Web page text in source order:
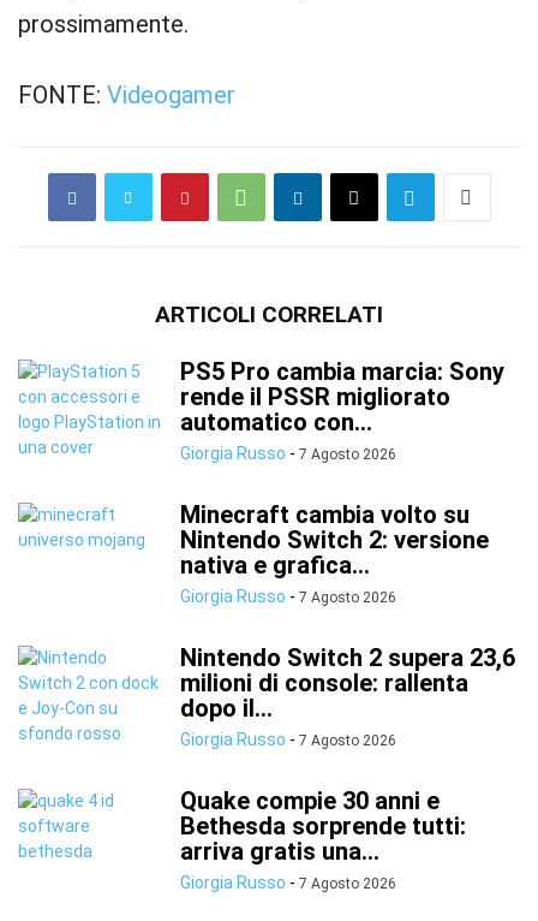
prossimamente.
FONTE: Videogamer
ARTICOLI CORRELATI
PS5 Pro cambia marcia: Sony
rende il PSSR migliorato
automatico con...
Giorgia Russo - 7 Agosto 2026
Minecraft cambia volto su
Nintendo Switch 2: versione
nativa e grafica...
Giorgia Russo - 7 Agosto 2026
Nintendo Switch 2 supera 23,6
milioni di console: rallenta
dopo il...
Giorgia Russo - 7 Agosto 2026
Quake compie 30 anni e
Bethesda sorprende tutti:
arriva gratis una...
Giorgia Russo - 7 Agosto 2026